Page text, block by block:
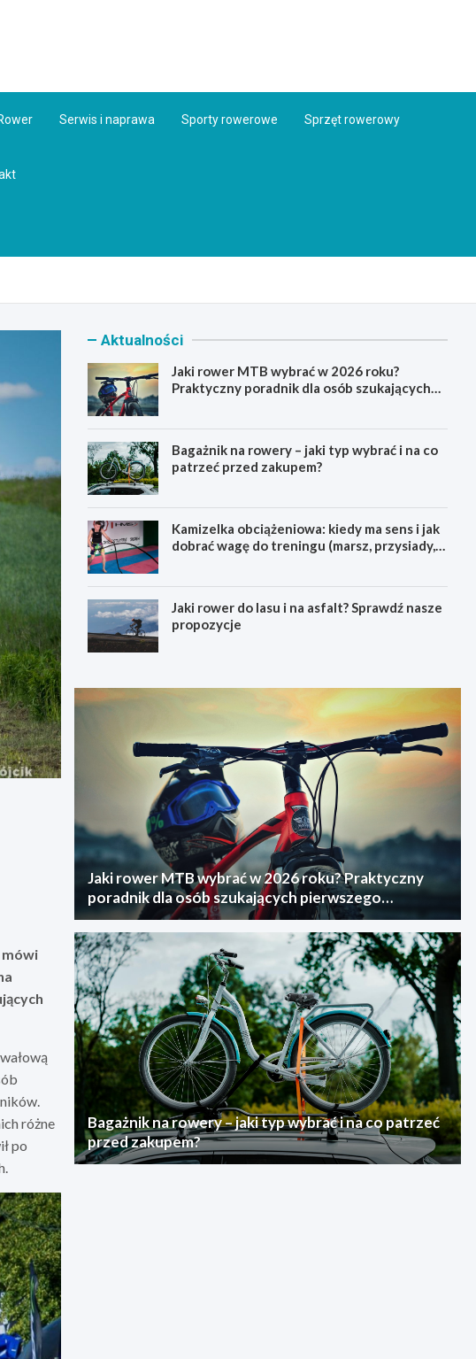
Serwis i naprawa Sporty rowerowe Sprzęt rowerowy
mówi
różne
po
Aktualności
Jaki rower MTB wybrać w 2026 roku?
Praktyczny poradnik dla osób szukających
Bagażnik na rowery – jaki typ wybrać i na co
patrzeć przed zakupem?
Kamizelka obciążeniowa: kiedy ma sens i jak
dobrać wagę do treningu (marsz, przysiady,
Jaki rower do lasu i na asfalt? Sprawdź nasze
propozycje
Jaki rower MTB wybrać w 2026 roku? Praktyczny
poradnik dla osób szukających pierwszego
górskiego roweru
Bagażnik na rowery – jaki typ wybrać i na co patrzeć
przed zakupem?